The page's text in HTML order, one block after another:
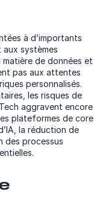
à d’importants
systèmes
de données et
pas aux attentes
personnalisés.
les risques de
aggravent encore
plateformes de core
la réduction de
des processus